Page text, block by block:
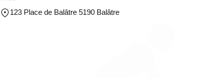
123 Place de Balâtre 5190 Balâtre